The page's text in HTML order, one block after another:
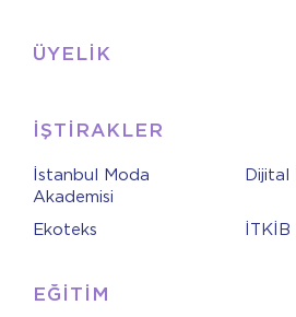
ÜYELİK
İŞTİRAKLER
İstanbul Moda
Akademisi
Dijital
Ekoteks İTKİB
EĞİTİM